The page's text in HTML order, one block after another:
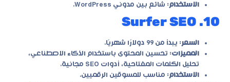
الاستخدام: شائع بين مدوني WordPress.
10. Surfer SEO
السعر: يبدأ من 99 دولارًا شهريًا.
المميزات: تحسين المحتوى باستخدام الذكاء الاصطناعي،
تحليل الكلمات المفتاحية، أدوات SEO مجانية.
الاستخدام: مناسب للمسوقين الرقميين.